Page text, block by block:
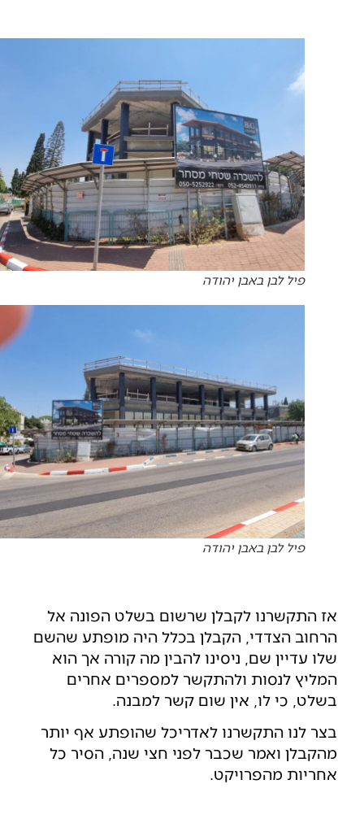
פיל לבן באבן יהודה
פיל לבן באבן יהודה
אז התקשרנו לקבלן שרשום בשלט הפונה אל
הרחוב הצדדי, הקבלן בכלל היה מופתע שהשם
שלו עדיין שם, ניסינו להבין מה קורה אך הוא
המליץ לנסות ולהתקשר למספרים אחרים
בשלט, כי לו, אין שום קשר למבנה.
בצר לנו התקשרנו לאדריכל שהופתע אף יותר
מהקבלן ואמר שכבר לפני חצי שנה, הסיר כל
אחריות מהפרויקט.